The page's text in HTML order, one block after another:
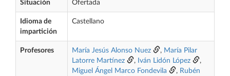
Situación Ofertada
Idioma de
impartición
Castellano
Profesores María Jesús Alonso Nuez , María Pilar
Latorre Martínez
, Iván Lidón López
,
Miguel Ángel Marco Fondevila
, Rubén